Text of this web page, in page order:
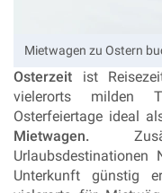
Mietwagen zu Ostern
Osterzeit ist
vielerorts milden
Osterfeiertage ideal
Mietwagen.
Urlaubsdestinationen
Unterkunft günstig